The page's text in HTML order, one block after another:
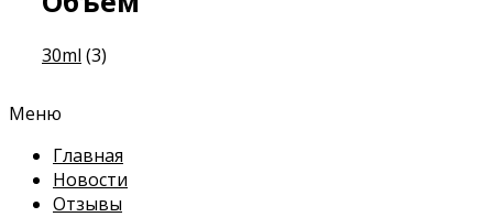
30ml (3)
Меню
Главная
Новости
Отзывы